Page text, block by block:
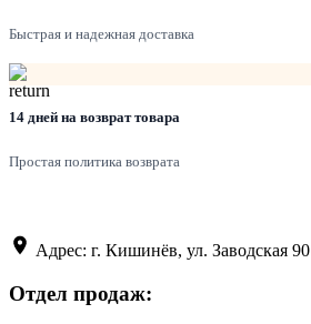
Быстрая и надежная доставка
14 дней на возврат товара
Простая политика возврата
Адрес: г. Кишинёв, ул. Заводская 90
Отдел продаж: